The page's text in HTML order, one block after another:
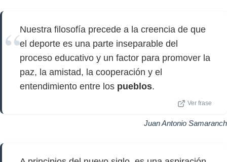
Nuestra filosofía precede a la creencia de que
el deporte es una parte inseparable del
proceso educativo y un factor para promover la
paz, la amistad, la cooperación y el
entendimiento entre los pueblos.
Ver frase
Juan Antonio Samaranch